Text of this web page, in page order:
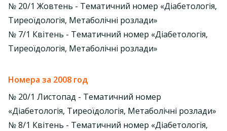
№ 20/1 Жовтень - Тематичний номер «Діабетологія,
Тиреоїдологія, Метаболічні розлади»
№ 7/1 Квітень - Тематичний номер «Діабетологія,
Тиреоїдологія, Метаболічні розлади»
Номера за 2008 год
№ 20/1 Листопад - Тематичний номер
«Діабетологія, Тиреоїдологія, Метаболічні розлади»
№ 8/1 Квітень - Тематичний номер «Діабетологія,